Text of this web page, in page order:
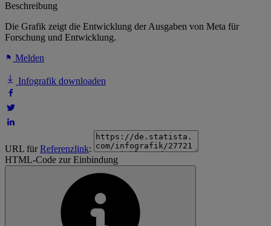
Beschreibung
Die Grafik zeigt die Entwicklung der Ausgaben von Meta für
Forschung und Entwicklung.
Melden
Infografik downloaden
URL fürReferenzlink:
HTML-Code zur Einbindung